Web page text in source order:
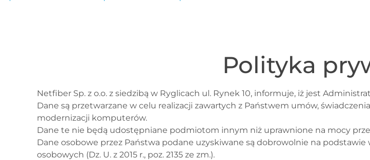
Polityka
Netfiber Sp. z o.o. z siedzibą w Ryglicach ul. Rynek 10, informuje, iż jest
Dane są przetwarzane w celu realizacji zawartych z Państwem umów,
modernizacji komputerów.
Dane te nie będą udostępniane podmiotom innym niż uprawnione na mocy
Dane osobowe przez Państwa podane uzyskiwane są dobrowolnie na
osobowych (Dz. U. z 2015 r., poz. 2135 ze zm.).